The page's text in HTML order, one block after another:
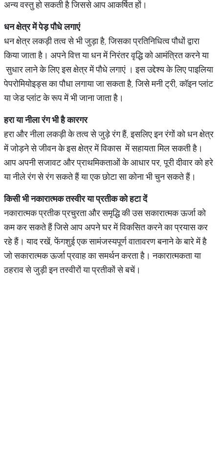
अन्य वस्तु हो सकती है जिससे आप आकर्षित हों।
धनक्षेत्रमेंपेड़पौधेलगाएं
धन क्षेत्र लकड़ी तत्व से भी जुड़ा है, जिसका प्रतिनिधित्व पौधों द्वारा
किया जाता है। अपने वित्त या धन में निरंतर वृद्धि को आमंत्रित करने या
सुधार लाने के लिए इस क्षेत्र में पौधे लगाएं । इस उद्देश्य के लिए पाइलिया
पेपरोमियोइड्स का पौधा लगाया जा सकता है, जिसे मनी ट्री, कॉइन प्लांट
या जेड प्लांट के रूप में भी जाना जाता है।
हरायानीलारंगभीहैकारगर
हरा और नीला लकड़ी के तत्व से जुड़े रंग हैं, इसलिए इन रंगों को धन क्षेत्र
में जोड़ने से जीवन के इस क्षेत्र में विकास में सहायता मिल सकती है।
आप अपनी सजावट और प्राथमिकताओं के आधार पर, पूरी दीवार को हरे
या नीले रंग से रंग सकते हैं या एक छोटा सा कोना भी चुन सकते हैं।
किसीभीनकारात्मकतस्वीरयाप्रतीककोहटादें
नकारात्मक प्रतीक प्रचुरता और समृद्धि की उस सकारात्मक ऊर्जा को
कम कर सकते हैं जिसे आप अपने घर में विकसित करने का प्रयास कर
रहे हैं। याद रखें, फेंगशुई एक सामंजस्यपूर्ण वातावरण बनाने के बारे में है
जो सकारात्मक ऊर्जा प्रवाह का समर्थन करता है। नकारात्मकता या
ठहराव से जुड़ी इन तस्वीरों या प्रतीकों से बचें।